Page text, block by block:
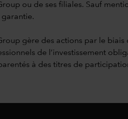
ou de ses filiales. Sauf
garantie.
gère des actions par le biais
de l’investissement
à des titres de